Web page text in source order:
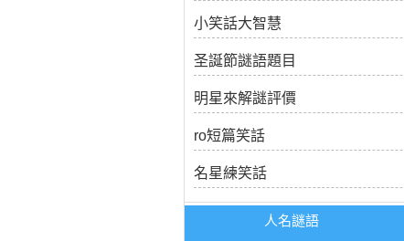
小笑話大智慧
圣誕節謎語題目
明星來解謎評價
ro短篇笑話
名星練笑話
人名謎語